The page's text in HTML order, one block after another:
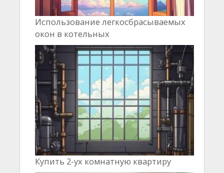
Использование легкосбрасываемых
окон в котельных
Купить 2-ух комнатную квартиру